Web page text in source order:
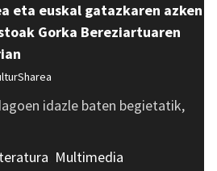
eta euskal gatazkaren azken
Gorka Bereziartuaren
idazle baten begietatik,
Multimedia